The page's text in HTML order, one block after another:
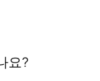
요?